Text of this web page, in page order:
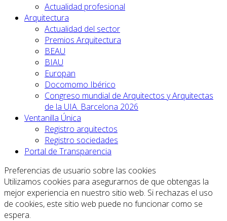
Actualidad profesional
Arquitectura
Actualidad del sector
Premios Arquitectura
BEAU
BIAU
Europan
Docomomo Ibérico
Congreso mundial de Arquitectos y Arquitectas
de la UIA. Barcelona 2026
Ventanilla Única
Registro arquitectos
Registro sociedades
Portal de Transparencia
Preferencias de usuario sobre las cookies
Utilizamos cookies para asegurarnos de que obtengas la
mejor experiencia en nuestro sitio web. Si rechazas el uso
de cookies, este sitio web puede no funcionar como se
espera.